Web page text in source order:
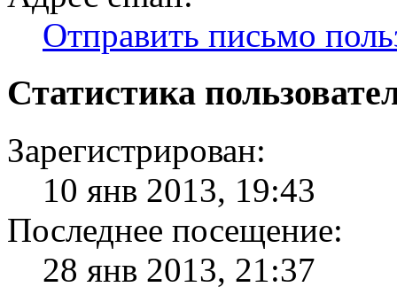
Отправить письмо
Статистика
Зарегистрирован:
10 янв 2013, 19:43
Последнее посещение:
28 янв 2013, 21:37